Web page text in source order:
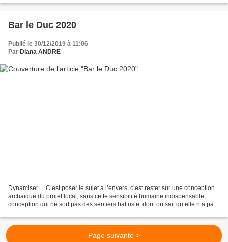
Bar le Duc 2020
Publié le 30/12/2019 à 11:06
Par Diana ANDRE
Dynamiser… C’est poser le sujet à l’envers, c’est rester sur une conception
archaïque du projet local, sans cette sensibilité humaine indispensable,
conception qui ne sort pas des sentiers battus et dont on sait qu’elle n’a pas
Page suivante >